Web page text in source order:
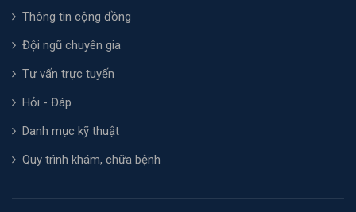
Thông tin cộng đồng
Đội ngũ chuyên gia
Tư vấn trực tuyến
Hỏi - Đáp
Danh mục kỹ thuật
Quy trình khám, chữa bệnh